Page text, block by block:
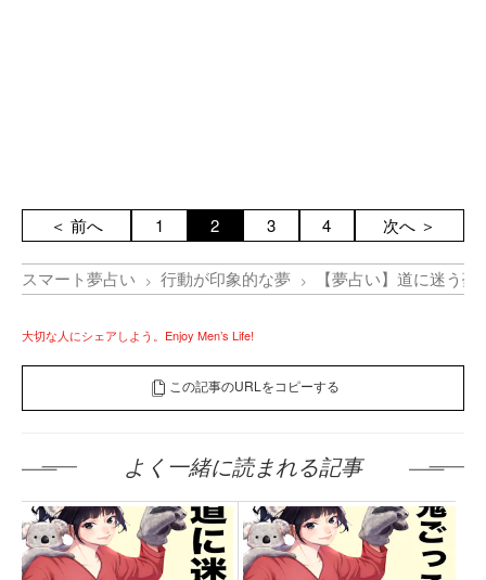
＜ 前へ 1 2 3 4 次へ ＞
スマート夢占い 行動が印象的な夢 【夢占い】道に迷う
大切な人にシェアしよう。Enjoy Men’s Life!
この記事のURLをコピーする
よく一緒に読まれる記事